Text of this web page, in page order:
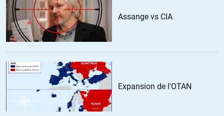
Assange vs CIA
Expansion de l'OTAN